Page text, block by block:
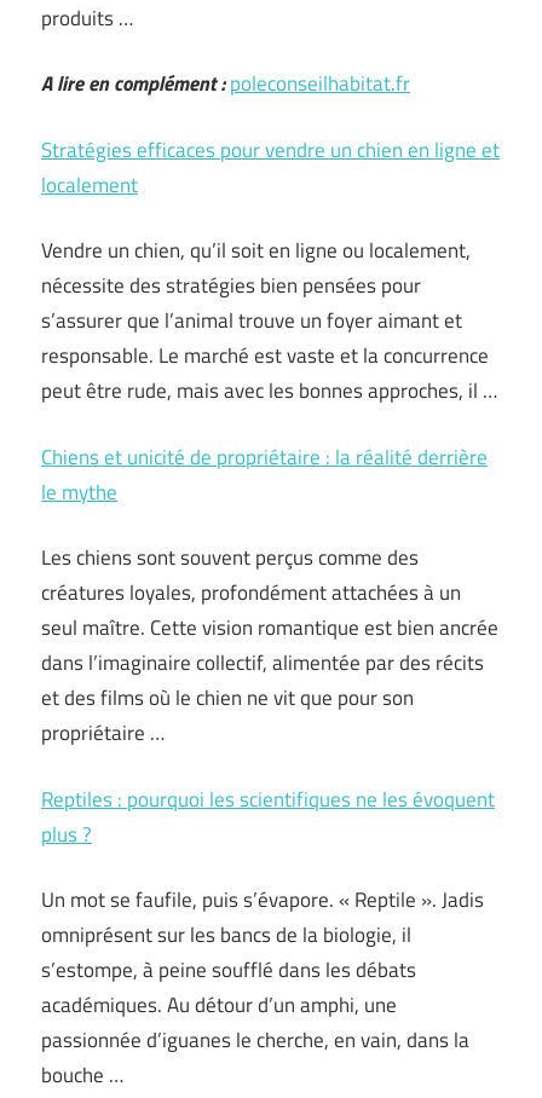
produits …
A lire en complément :poleconseilhabitat.fr
Stratégies efficaces pour vendre un chien en ligne et
localement
Vendre un chien, qu’il soit en ligne ou localement,
nécessite des stratégies bien pensées pour
s’assurer que l’animal trouve un foyer aimant et
responsable. Le marché est vaste et la concurrence
peut être rude, mais avec les bonnes approches, il …
Chiens et unicité de propriétaire : la réalité derrière
le mythe
Les chiens sont souvent perçus comme des
créatures loyales, profondément attachées à un
seul maître. Cette vision romantique est bien ancrée
dans l’imaginaire collectif, alimentée par des récits
et des films où le chien ne vit que pour son
propriétaire …
Reptiles : pourquoi les scientifiques ne les évoquent
plus ?
Un mot se faufile, puis s’évapore. « Reptile ». Jadis
omniprésent sur les bancs de la biologie, il
s’estompe, à peine soufflé dans les débats
académiques. Au détour d’un amphi, une
passionnée d’iguanes le cherche, en vain, dans la
bouche …